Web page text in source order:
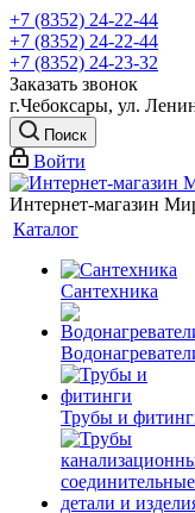
+7 (8352) 24-22-44
+7 (8352) 24-22-44
+7 (8352) 24-23-32
Заказать звонок
г.Чебоксары, ул.
Поиск
Войти
Интернет-магазин
Каталог
Сантехника
Трубы и